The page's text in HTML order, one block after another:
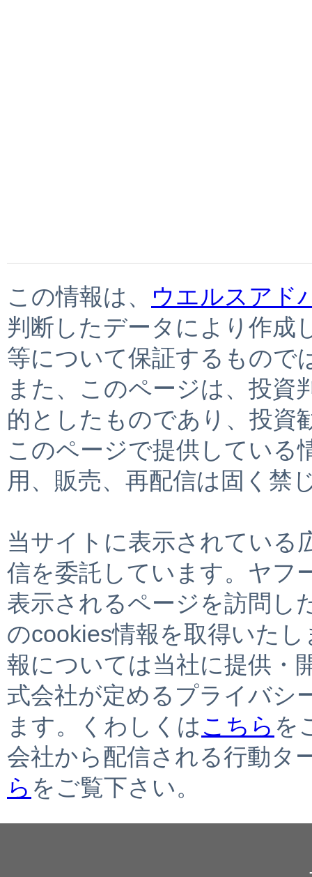
この情報は、
ウエルスアド
判断したデータにより作成
等について保証するもので
また、このページは、投資
的としたものであり、投資
このページで提供している
用、販売、再配信は固く禁
当サイトに表示されている
信を委託しています。ヤフ
表示されるページを訪問し
のcookies情報を取得いた
報については当社に提供・
式会社が定めるプライバシ
ます。くわしくは こちら を
会社から配信される行動タ
ら をご覧下さい。